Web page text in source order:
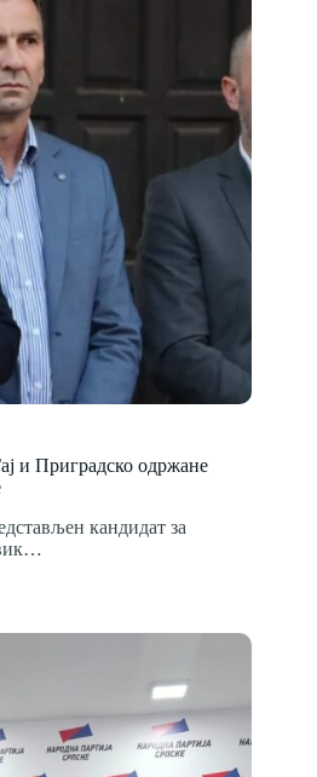
и Приградско одржане
кандидат за